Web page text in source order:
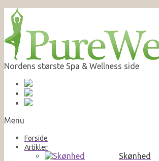
Nordens største Spa & Wellness side
Menu
Forside
Artikler
Skønhed